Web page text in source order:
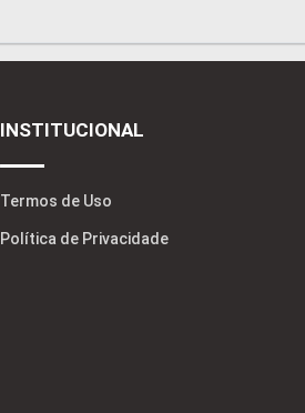
INSTITUCIONAL
Termos de Uso
Política de Privacidade